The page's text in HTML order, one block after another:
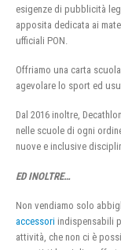
esigenze di pubblicità
apposita dedicata ai
ufficiali PON.
Offriamo una carta
agevolare lo sport ed
Dal 2016 inoltre,
nelle scuole di ogni
nuove e inclusive
ED INOLTRE…
Non vendiamo solo
accessori indispensabili
attività, che non ci è